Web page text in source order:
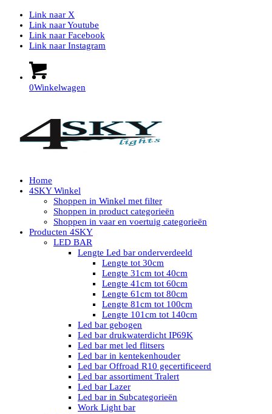
Link naar X
Link naar Youtube
Link naar Facebook
Link naar Instagram
0Winkelwagen
Home
4SKY Winkel
Shoppen in Winkel met filter
Shoppen in product categorieën
Shoppen in vaar en voertuig categorieën
Producten 4SKY
LED BAR
Lengte Led bar onderverdeeld
Lengte tot 30cm
Lengte 31cm tot 40cm
Lengte 41cm tot 60cm
Lengte 61cm tot 80cm
Lengte 81cm tot 100cm
Lengte 101cm tot 140cm
Led bar gebogen
Led bar drukwaterdicht IP69K
Led bar met led flitsers
Led bar in kentekenhouder
Led bar Offroad R10 gecertificeerd
Led bar assortiment Tralert
Led bar Lazer
Led bar in Subcategorieën
Work Light bar